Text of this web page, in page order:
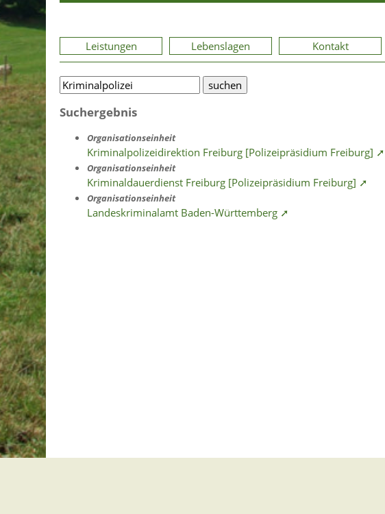
Leistungen Lebenslagen Kontakt
Suchergebnis
Organisationseinheit
Kriminalpolizeidirektion Freiburg [Polizeipräsidium Freiburg] ➚
Organisationseinheit
Kriminaldauerdienst Freiburg [Polizeipräsidium Freiburg] ➚
Organisationseinheit
Landeskriminalamt Baden-Württemberg ➚